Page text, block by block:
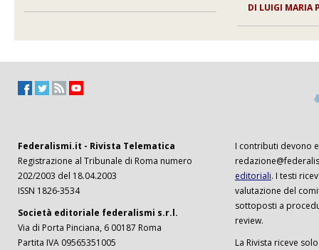
DI LUIGI MARIA
Federalismi.it - Rivista Telematica
Registrazione al Tribunale di Roma numero
202/2003 del 18.04.2003
ISSN 1826-3534
Società editoriale federalismi s.r.l.
Via di Porta Pinciana, 6 00187 Roma
Partita IVA 09565351005
I contributi devono
editoriali. I testi
valutazione del
sottoposti a
review.
La Rivista riceve